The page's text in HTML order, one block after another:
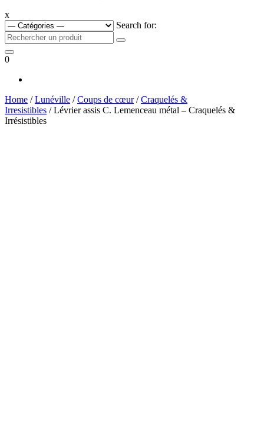
x
Search for:
0
Home /Lunéville /Coups de cœur/Craquelés &
Irresistibles / Lévrier assis C. Lemenceau métal – Craquelés &
Irrésistibles